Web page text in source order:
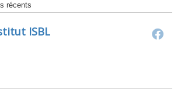
récents
ISBL